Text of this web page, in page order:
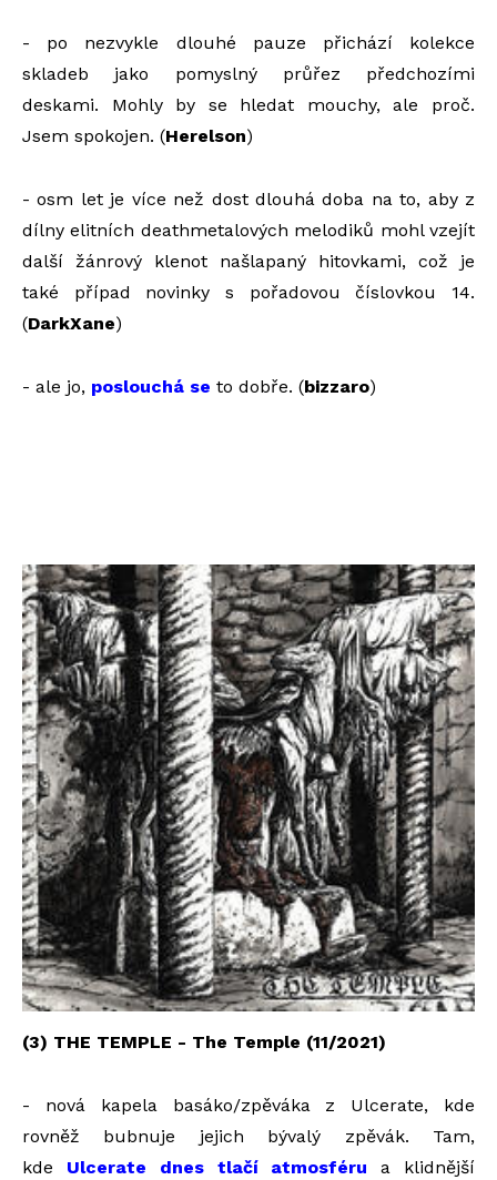
- po nezvykle dlouhé pauze přichází kolekce
skladeb jako pomyslný průřez předchozími
deskami. Mohly by se hledat mouchy, ale proč.
Jsem spokojen. (Herelson)
- osm let je více než dost dlouhá doba na to, aby z
dílny elitních deathmetalových melodiků mohl vzejít
další žánrový klenot našlapaný hitovkami, což je
také případ novinky s pořadovou číslovkou 14.
(DarkXane)
- ale jo, poslouchá se to dobře. (bizzaro)
(3) THE TEMPLE - The Temple (11/2021)
- nová kapela basáko/zpěváka z Ulcerate, kde
rovněž bubnuje jejich bývalý zpěvák. Tam,
kde Ulcerate dnes tlačí atmosféru a klidnější